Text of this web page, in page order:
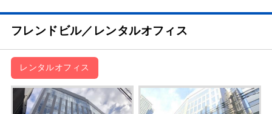
フレンドビル／レンタルオフィス
レンタルオフィス